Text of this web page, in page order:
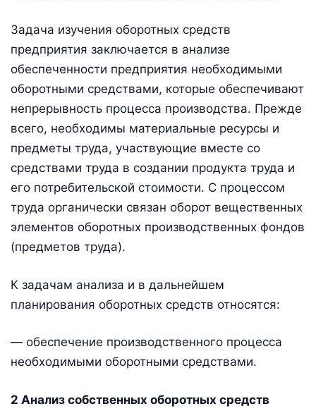
Задача изучения оборотных средств
предприятия заключается в анализе
обеспеченности предприятия необходимыми
оборотными средствами, которые обеспечивают
непрерывность процесса производства. Прежде
всего, необходимы материальные ресурсы и
предметы труда, участвующие вместе со
средствами труда в создании продукта труда и
его потребительской стоимости. С процессом
труда органически связан оборот вещественных
элементов оборотных производственных фондов
(предметов труда).
К задачам анализа и в дальнейшем
планирования оборотных средств относятся:
— обеспечение производственного процесса
необходимыми оборотными средствами.
2 Анализ собственных оборотных средств